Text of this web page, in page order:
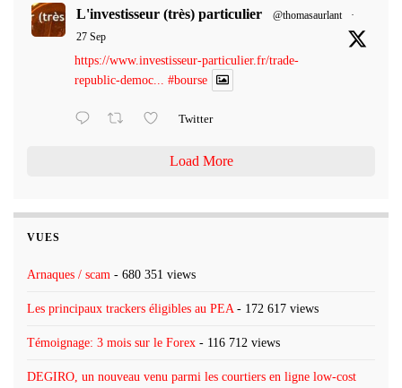
L'investisseur (très) particulier @thomasaurlant
·
27 Sep
https://www.investisseur-particulier.fr/trade-
republic-democ...
#bourse
Twitter
Load More
VUES
Arnaques / scam - 680 351 views
Les principaux trackers éligibles au PEA- 172 617 views
Témoignage: 3 mois sur le Forex - 116 712 views
DEGIRO, un nouveau venu parmi les courtiers en ligne low-cost